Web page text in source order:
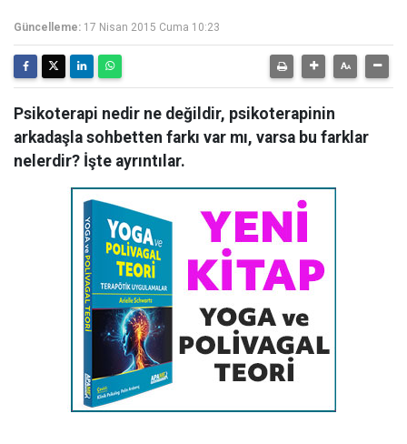
Güncelleme: 17 Nisan 2015 Cuma 10:23
Psikoterapi nedir ne değildir, psikoterapinin
arkadaşla sohbetten farkı var mı, varsa bu farklar
nelerdir? İşte ayrıntılar.